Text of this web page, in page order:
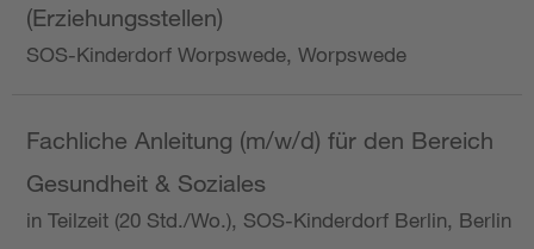
(Erziehungsstellen)
SOS-Kinderdorf Worpswede, Worpswede
Fachliche Anleitung (m/w/d) für den Bereich
Gesundheit & Soziales
in Teilzeit (20 Std./Wo.), SOS-Kinderdorf Berlin, Berlin